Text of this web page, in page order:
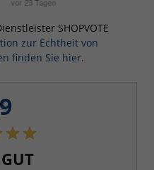
SHOPVOTE
zur Echtheit von
finden Sie hier.